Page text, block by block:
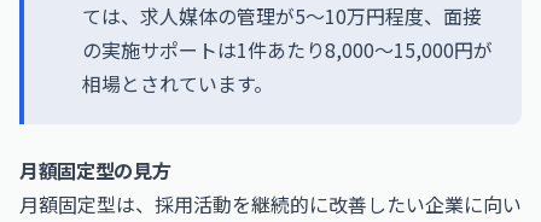
ては、求人媒体の管理が5～10万円程度、面接
の実施サポートは1件あたり8,000～15,000円が
相場とされています。
月額固定型の見方
月額固定型は、採用活動を継続的に改善したい企業に向い